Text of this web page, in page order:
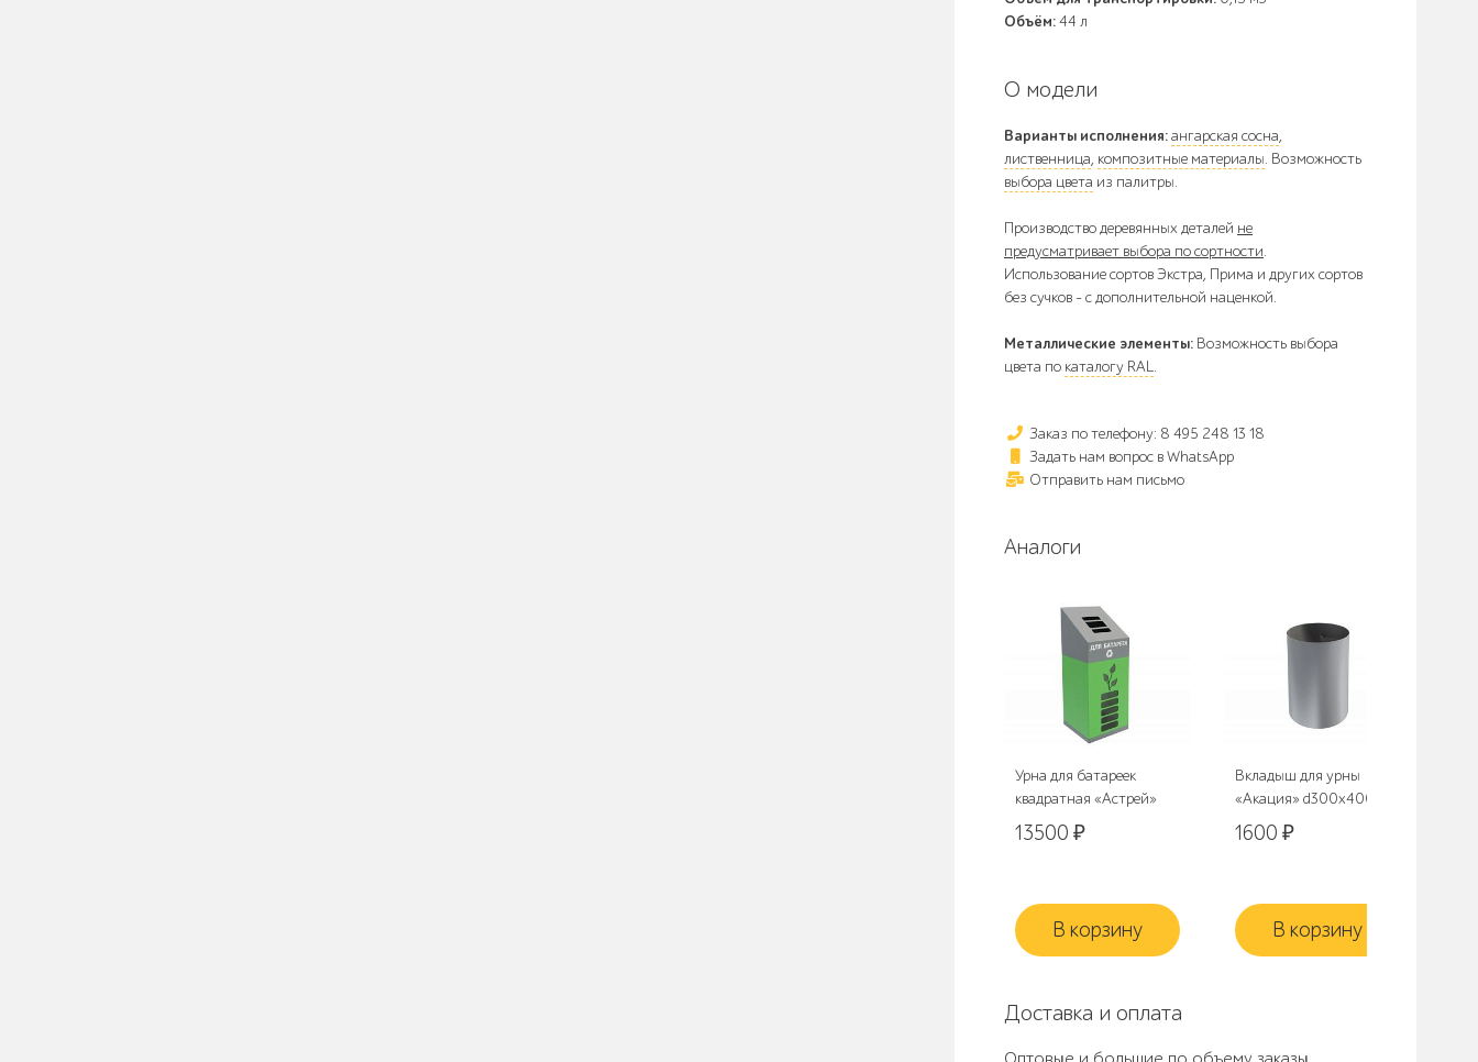
Объём:44 л
О модели
Варианты исполнения:ангарская сосна,
лиственница, композитные материалы. Возможность
выбора цвета из палитры.
Производство деревянных деталей не
предусматривает выбора по сортности.
Использование сортов Экстра, Прима и других сортов
без сучков - с дополнительной наценкой.
Металлические элементы: Возможность выбора
цвета по каталогу RAL.
Заказ по телефону: 8 495 248 13 18
Задать нам вопрос в WhatsApp
Отправить нам письмо
Аналоги
Урна для батареек
квадратная «Астрей»
13500 ₽
В корзину
Вкладыш для урны
«Акация» d300x400(h)
1600 ₽
В корзину
Доставка и оплата